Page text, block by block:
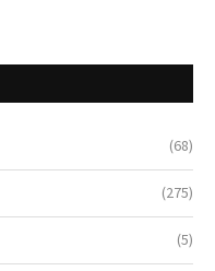
(68)
(275)
(5)